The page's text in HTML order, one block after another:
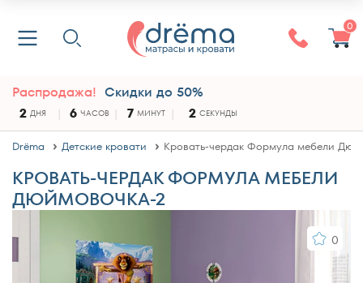
0
Распродажа! Скидки до 50%
2 ДНЯ 6 ЧАСОВ 7 МИНУТ 2 СЕКУНДЫ
Drёma Детские кровати Кровать-чердак Формула мебели
КРОВАТЬ-ЧЕРДАК ФОРМУЛА МЕБЕЛИ
ДЮЙМОВОЧКА-2
0